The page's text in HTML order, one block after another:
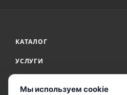
КАТАЛОГ
УСЛУГИ
Мы используем cookie